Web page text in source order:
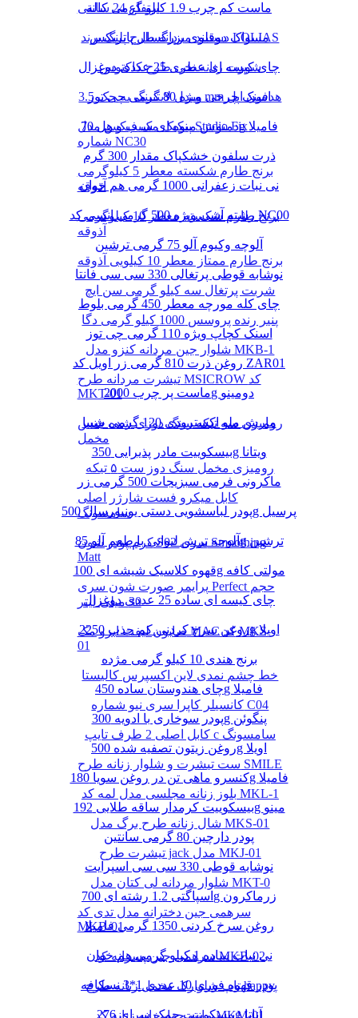
ارتفاع 24 سانتی
دستبند مردانه طرح پلنگ برند LOLIAS
شورت زنانه نخی طرح کاکتوس
مبدل لایتنینگ به جک 3.5 mm هدفون اپل
پنکیک مک فیکس مدل Studio Fix
شماره NC30
برنج طارم شکسته معطر 5 کیلوگرمی
آذوقه
برنج طارم شکسته معطر 10 کیلوگرمی
آذوقه
برنج طارم ممتاز معطر 10 کیلویی آذوقه
شربت پرتغال سه کیلو گرمی سن ایچ
پنیر رنده پروسس 1000 کیلو گرمی دگا
شلوار جین مردانه کنزو مدل MKB-1
تیشرت مردانه طرح MSICROW کد
MKT-01
رومیزی سه تیکه سنگ دوزی شده جنس
مخمل
رومیزی مخمل سنگ دوز ست ۵ تیکه
کابل میکرو فست شارژر اصلی
سامسونگ
کرم پودر شون S02 سری Smoothing
Matt
پرایمر صورت شون سری Perfect حجم
30 میلی لیتر
صابون لیفت ابرو مک MAC کد MKS-
01
خط چشم نمدی لاین اکسپرس کالیستا
کانسیلر کاپرا سری نیو شماره C04
کابل اصلی 2 طرف تایپ c سامسونگ
ست تیشرت و شلوار زنانه طرح SMILE
بلوز زنانه مجلسی مدل لمه کد MKL-1
شال زنانه طرح برگ مدل MKS-01
تیشرت طرح jack مدل MKJ-01
شلوار مردانه لی کتان مدل MKT-0
سرهمی جین دخترانه مدل تدی کد
MKB-01
سرهمی جین پسرانه کد MKB-02
تاپ شلوارک مخمل زنانه طرح happy
مانتو چهارخانه زنانه کد MKM-01
ماست کم چرب 1.9 کیلو گرمی کاله
مسواک دوقلوی بزرگسال پاتریکس
چای کیسه ای عطری 25 عددی دوغزال
اسنک چرخی ویژه 80 گرمی چی توز
دمنوش میوه ای سیب و هل 70g فامیلا
ذرت سلفون خشکپاک مقدار 300 گرم
نی نبات زعفرانی 1000 گرمی هم خوان
رشته آشی ویژه 500 گرمی انسی کد NC00
آلوچه وکیوم آلو 75 گرمی ترشین
نوشابه قوطی پرتغالی 330 سی سی فانتا
چای کله مورچه معطر 450 گرمی بلوط
اسنک کچاپ ویژه 110 گرمی چی توز
روغن ذرت 810 گرمی زر اویل کد ZAR01
ماست پر چرب 2000g دومینو
مارش ملو اکسترودی 120 گرمی شیبا
بیسکوییت مادر پذیرایی 350g ویتانا
ماکرونی فرمی سبزیجات 500 گرمی زر
پودر لباسشویی دستی یونیورسال 500g پرسیل
آلوچه ترش لیوانی با طعم آلو 85g ترشین
قهوه کلاسیک شیشه ای 100g مولتی کافه
چای کیسه ای ساده 25 عددی دوغزال
روغن سرخ کردنی کم جذب 2250g اویلا
برنج هندی 10 کیلو گرمی مژده
چای هندوستان ساده 450g فامیلا
پودر سوخاری با ادویه 300g پنگوئن
روغن زیتون تصفیه شده 500g اویلا
کنسرو ماهی تن در روغن سویا 180g فامیلا
بیسکوییت کرمدار ساقه طلایی 192g مینو
پودر دارچین 80 گرمی سانتین
نوشابه قوطی 330 سی سی اسپرایت
اسپاگتی 1.2 رشته ای 700g زرماکرون
روغن سرخ کردنی 1350 گرمی فامیلا
نی نبات ساده 1 کیلو گرمی هم خوان
پودر قهوه فوری 10 عددی 1*3 نسکافه
بیسکوییت چمک سرای 276g آناتا